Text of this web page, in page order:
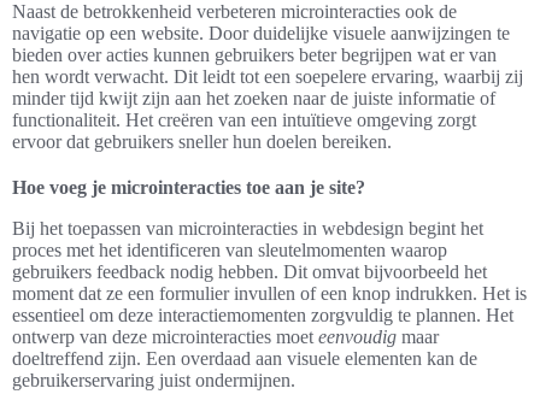
Naast de betrokkenheid verbeteren microinteracties ook de
navigatie op een website. Door duidelijke visuele aanwijzingen te
bieden over acties kunnen gebruikers beter begrijpen wat er van
hen wordt verwacht. Dit leidt tot een soepelere ervaring, waarbij zij
minder tijd kwijt zijn aan het zoeken naar de juiste informatie of
functionaliteit. Het creëren van een intuïtieve omgeving zorgt
ervoor dat gebruikers sneller hun doelen bereiken.
Hoe voeg je microinteracties toe aan je site?
Bij het toepassen van microinteracties in webdesign begint het
proces met het identificeren van sleutelmomenten waarop
gebruikers feedback nodig hebben. Dit omvat bijvoorbeeld het
moment dat ze een formulier invullen of een knop indrukken. Het is
essentieel om deze interactiemomenten zorgvuldig te plannen. Het
ontwerp van deze microinteracties moet eenvoudig maar
doeltreffend zijn. Een overdaad aan visuele elementen kan de
gebruikerservaring juist ondermijnen.